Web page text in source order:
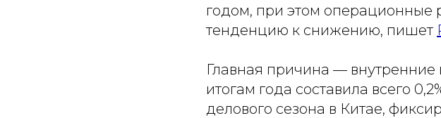
годом, при этом операционные
тенденцию к снижению, пишет
Главная причина — внутренние
итогам года составила всего
делового сезона в Китае,